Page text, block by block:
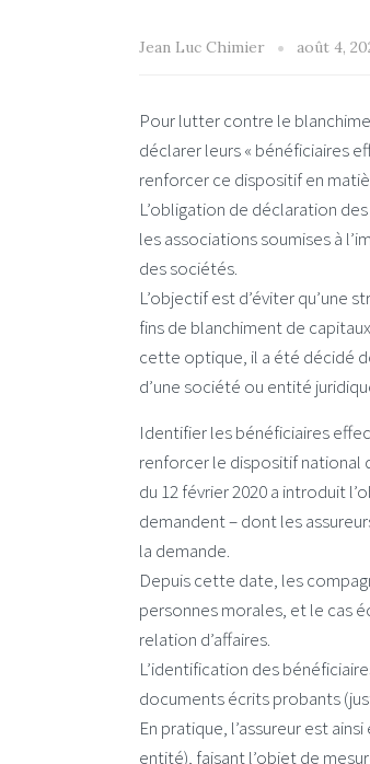
Jean Luc Chimier août 4,
Pour lutter contre le
déclarer leurs « bénéficiaires
renforcer ce dispositif en
L’obligation de déclaration
les associations soumises à
des sociétés.
L’objectif est d’éviter qu’une
fins de blanchiment de
cette optique, il a été décidé
d’une société ou entité
Identifier les bénéficiaires
renforcer le dispositif national
du 12 février 2020 a introduit
demandent – dont les
la demande.
Depuis cette date, les
personnes morales, et le cas
relation d’affaires.
L’identification des
documents écrits probants
En pratique, l’assureur est
entité), faisant l’objet de